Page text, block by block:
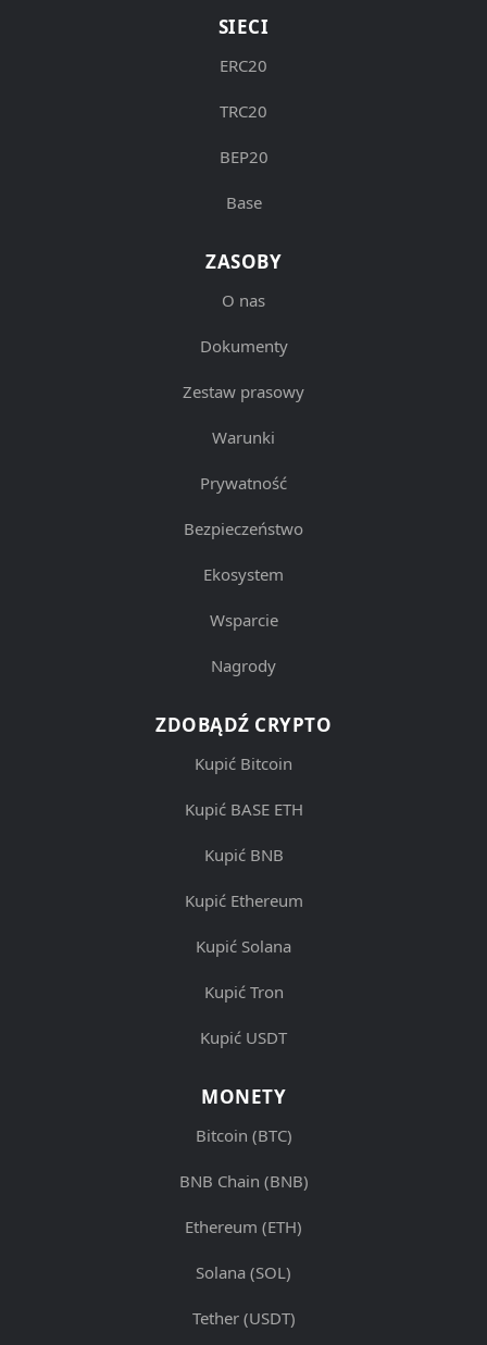
SIECI
ERC20
TRC20
BEP20
Base
ZASOBY
O nas
Dokumenty
Zestaw prasowy
Warunki
Prywatność
Bezpieczeństwo
Ekosystem
Wsparcie
Nagrody
ZDOBĄDŹ CRYPTO
Kupić Bitcoin
Kupić BASE ETH
Kupić BNB
Kupić Ethereum
Kupić Solana
Kupić Tron
Kupić USDT
MONETY
Bitcoin (BTC)
BNB Chain (BNB)
Ethereum (ETH)
Solana (SOL)
Tether (USDT)